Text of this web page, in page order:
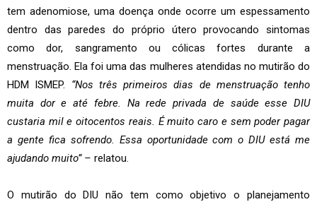
tem adenomiose, uma doença onde ocorre um espessamento
dentro das paredes do próprio útero provocando sintomas
como dor, sangramento ou cólicas fortes durante a
menstruação. Ela foi uma das mulheres atendidas no mutirão do
HDM ISMEP. “Nos três primeiros dias de menstruação tenho
muita dor e até febre. Na rede privada de saúde esse DIU
custaria mil e oitocentos reais. É muito caro e sem poder pagar
a gente fica sofrendo. Essa oportunidade com o DIU está me
ajudando muito” – relatou.
O mutirão do DIU não tem como objetivo o planejamento